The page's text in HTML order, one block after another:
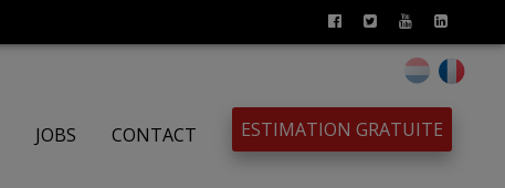
JOBS CONTACT ESTIMATION GRATUITE